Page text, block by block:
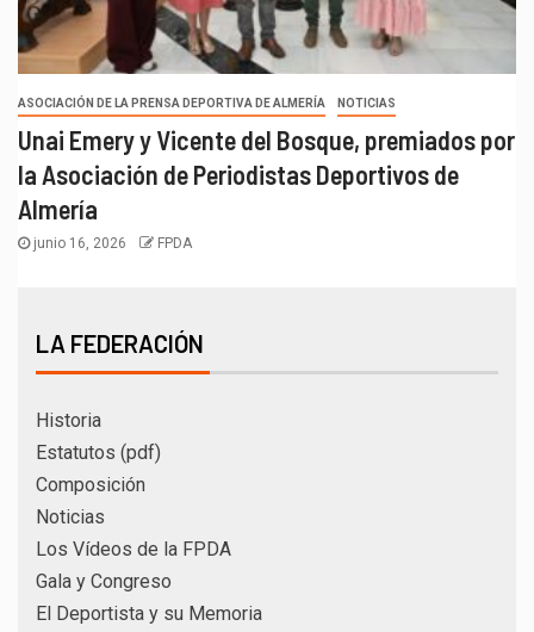
ASOCIACIÓN DE LA PRENSA DEPORTIVA DE ALMERÍA NOTICIAS
Unai Emery y Vicente del Bosque, premiados por
la Asociación de Periodistas Deportivos de
Almería
junio 16, 2026 FPDA
LA FEDERACIÓN
Historia
Estatutos (pdf)
Composición
Noticias
Los Vídeos de la FPDA
Gala y Congreso
El Deportista y su Memoria